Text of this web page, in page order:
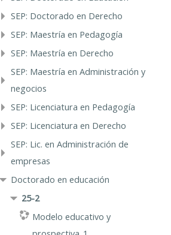
SEP: Doctorado en Derecho
SEP: Maestría en Pedagogía
SEP: Maestría en Derecho
SEP: Maestría en Administración y
negocios
SEP: Licenciatura en Pedagogía
SEP: Licenciatura en Derecho
SEP: Lic. en Administración de
empresas
Doctorado en educación
25-2
Modelo educativo y